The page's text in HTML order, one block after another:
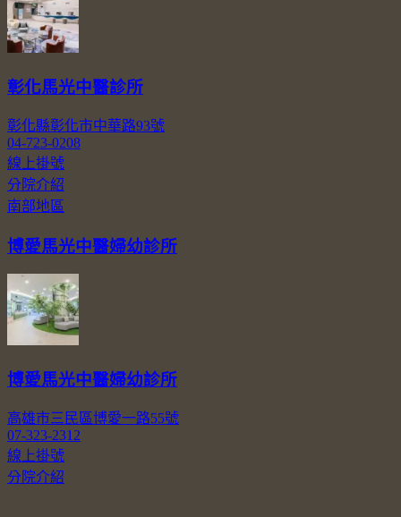
彰化馬光中醫診所
彰化縣彰化市中華路93號
04-723-0208
線上掛號
分院介紹
南部地區
博愛馬光中醫婦幼診所
博愛馬光中醫婦幼診所
高雄市三民區博愛一路55號
07-323-2312
線上掛號
分院介紹